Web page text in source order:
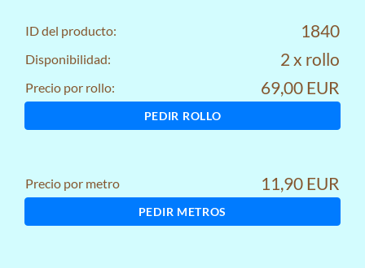
ID del producto: 1840
Disponibilidad: 2 x rollo
Precio por rollo: 69,00 EUR
PEDIR ROLLO
Precio por metro 11,90 EUR
PEDIR METROS